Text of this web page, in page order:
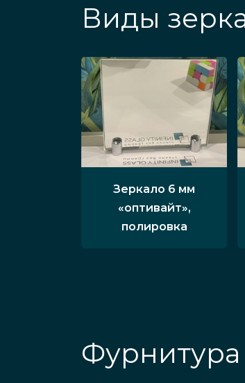
Виды
Зеркало 6 мм
«оптивайт»,
полировка
Фурнитура